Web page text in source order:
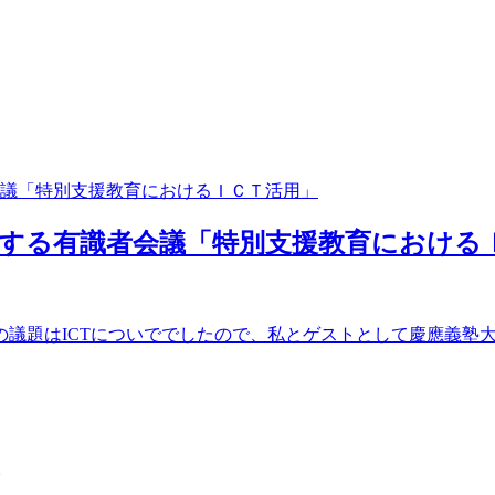
る有識者会議「特別支援教育における
題はICTについででしたので、私とゲストとして慶應義塾